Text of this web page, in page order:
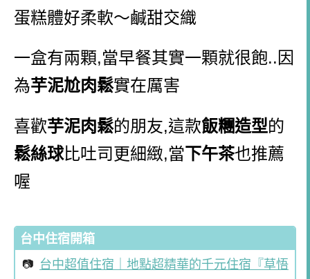
蛋糕體好柔軟～鹹甜交織
一盒有兩顆,當早餐其實一顆就很飽..因
為芋泥尬肉鬆實在厲害
喜歡芋泥肉鬆的朋友,這款飯糰造型的
鬆絲球比吐司更細緻,當下午茶也推薦
喔
台中住宿開箱
台中超值住宿｜地點超精華的千元住宿『草悟